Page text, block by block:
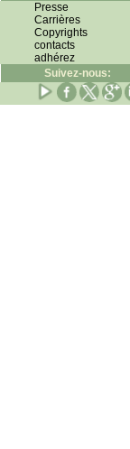
Presse
Carrières
Copyrights
contacts
adhérez
Suivez-nous: